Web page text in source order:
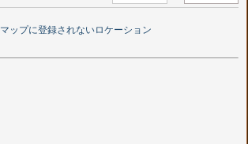
マップに登録されないロケーション